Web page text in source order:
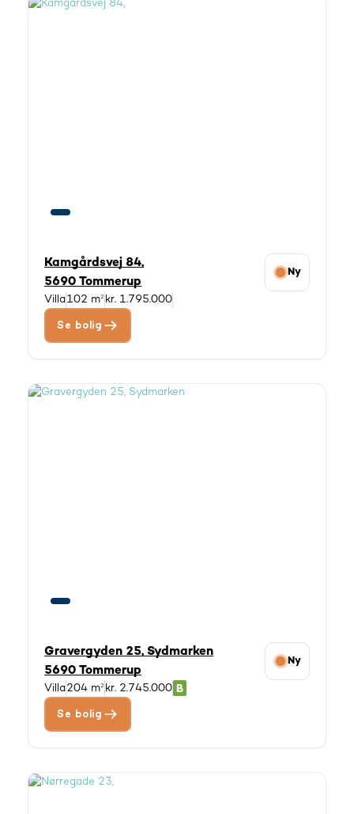
Kamgårdsvej 84,
5690 Tommerup
Ny
Villa102 m² kr. 1.795.000
Se bolig
Gravergyden 25, Sydmarken
5690 Tommerup
Ny
Villa204 m² kr. 2.745.000
Se bolig